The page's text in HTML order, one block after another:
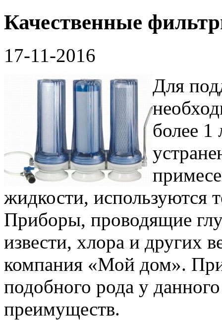
Качественные
17-11-2016
Для
более 1
жидкости, используются
Приборы, проводящие
извести, хлора и других
компания «Мой дом».
подобного рода у
преимуществ.